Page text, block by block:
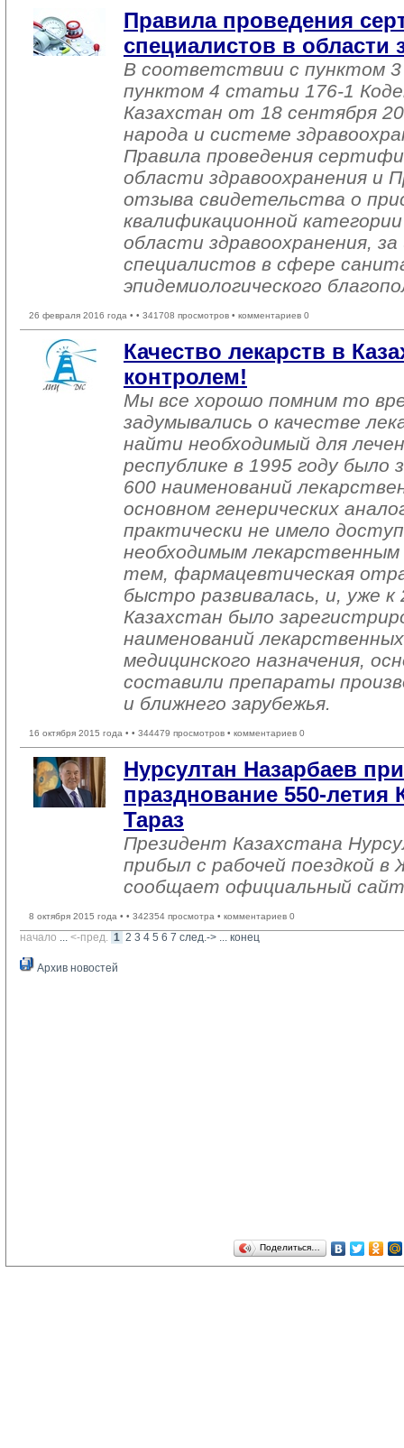
Правила проведения
специалистов в области
В соответствии с пунктом
пунктом 4 статьи 176-1
Казахстан от 18 сентября
народа и системе
Правила проведения
области здравоохранения и
отзыва свидетельства о
квалификационной
области здравоохранения,
специалистов в сфере
эпидемиологического
26 февраля 2016 года • • 341708 просмотров • комментариев 0
Качество лекарств в
контролем!
Мы все хорошо помним то
задумывались о качестве
найти необходимый для
республике в 1995 году было
600 наименований
основном генерических
практически не имело
необходимым
тем, фармацевтическая
быстро развивалась, и, уже к
Казахстан было
наименований
медицинского назначения,
составили препараты
и ближнего зарубежья.
16 октября 2015 года • • 344479 просмотров • комментариев 0
Нурсултан Назарбаев
празднование 550-летия
Тараз
Президент Казахстана
прибыл с рабочей поездкой
сообщает официальный
8 октября 2015 года • • 342354 просмотра • комментариев 0
начало ... <-пред. 1 2 3 4 5 6 7 след.-> ... конец
Архив новостей
Поделиться…